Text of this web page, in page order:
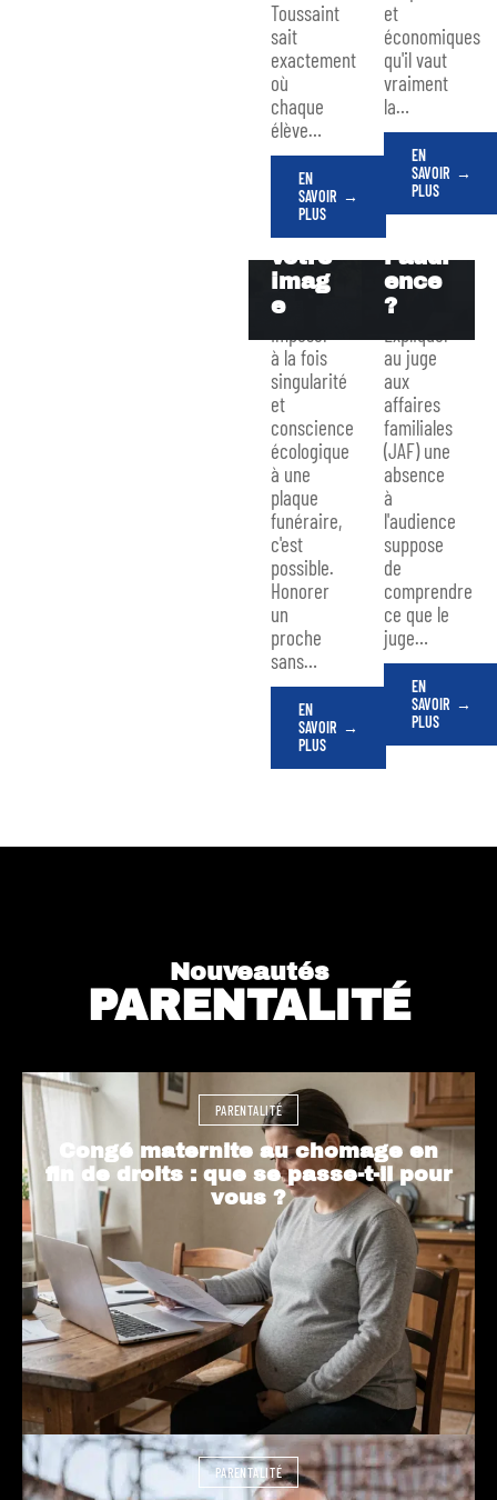
Toussaint
sait
exactement
où
chaque
élève…
EN
SAVOIR
PLUS
et
économiques
qu'il vaut
vraiment
la…
EN
SAVOIR
PLUS
une
plaqu
e
funér
aire
uniqu
e et
écolo
gique
à
votre
imag
e
Imposer
à la fois
singularité
et
conscience
écologique
à une
plaque
funéraire,
c'est
possible.
Honorer
un
proche
sans…
EN
SAVOIR
PLUS
que
vous
ne
pouvi
ez
pas
vous
prése
à
l’audi
ence
?
Expliquer
au juge
aux
affaires
familiales
(JAF) une
absence
à
l'audience
suppose
de
comprendre
ce que le
juge…
EN
SAVOIR
PLUS
Nouveautés
PARENTALITÉ
PARENTALITÉ
Congé maternite au chomage en
fin de droits : que se passe-t-il pour
vous ?
PARENTALITÉ